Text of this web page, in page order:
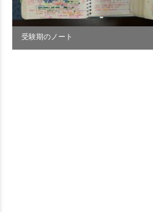
受験期のノート